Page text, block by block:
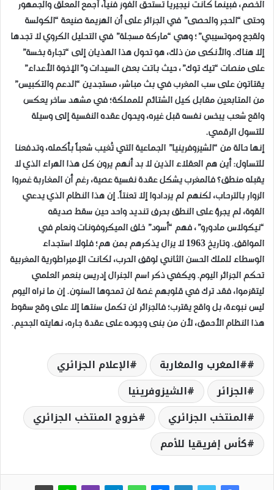
الخصم، فبينما كانت نيجيريا تستحق الفوز فنياً، أجمع المعلق والجمهور
وحتى “الحجر والحصى” في الجزائر على أن الهزيمة صنيعة “الكولسة
ولقجع وموتسيبي”؛ وهي “ماركة مسجلة” في التحليل الكروي لا تجدها
إلا هناك. والأنكى من ذلك، هو تحول هذا الهذيان إلى “تجارة بخسة”
على منصات “تيك توك”، حيث باتت بعض السيدات و”الإخوة الأعداء”
يقتاتون على سب المغرب في بث مباشر، مستجدين “الدعم والتكبيس”
من المتابعين مقابل كيل الشتائم للمملكة؛ في مشهد ساخر يعكس
واقع شعب يبخس نفسه قبل غيره، ويحول عقده النفسية إلى وسيلة
للتسول الرقمي.
​إنها حالة من “الشيزوفرينيا” الجماعية التي تُغيب شعباً بأكمله، وتدفعنا
للتساول: أين هم العقلاء الذين لا بد أنهم يرون كل هذا الهراء الذي لا
يقبله منطق؟ فالمغرب يشكل عقدة نفسية عصية، رغم أن المغاربة غمروا
الزوار بالترحاب، لكنهم لم يزدادوا إلا تعنتاً. إن هذا النظام الذي يدعي
القوة، لم يجرؤ على النطق بحرف تنديد واحد حين سقط صديقه
“نيكولاس مادورو”، فهم “أسود” خلف الميكروفونات ونعام في
المواقف. وتاريخ 1963 لا يزال يذكرهم بمن هم؛ فلولا استجداء
الوسطاء للملك الحسن الثاني لوقف الحرب، لكانت الإمبراطورية المغربية
تحكم الجزائر اليوم. ويكفي ذكر اسم الجنرال إدريس بنعمر العلمي
ليتقزموا، فقد ترك في قلوبهم غصة لن تمحوها السنون. إن ما نراه اليوم
ليس نبوءة، بل واقع يقترب؛ فالجزائر لن تكمل سنتها إلا على وقع سقوط
هذا النظام الأحمق، لأن من بنى وجوده على عقدة جاره، نهايته الجحيم.
#المغرب والمغاربة
الإعلام الجزائري
الجزائر
الشيزوفرينيا
المنتخب الجزائري
خروج المنتخب الجزائري
كأس إفريقيا للأمم